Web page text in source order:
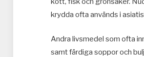
krydda ofta används i
Andra livsmedel som ofta
samt färdiga soppor och